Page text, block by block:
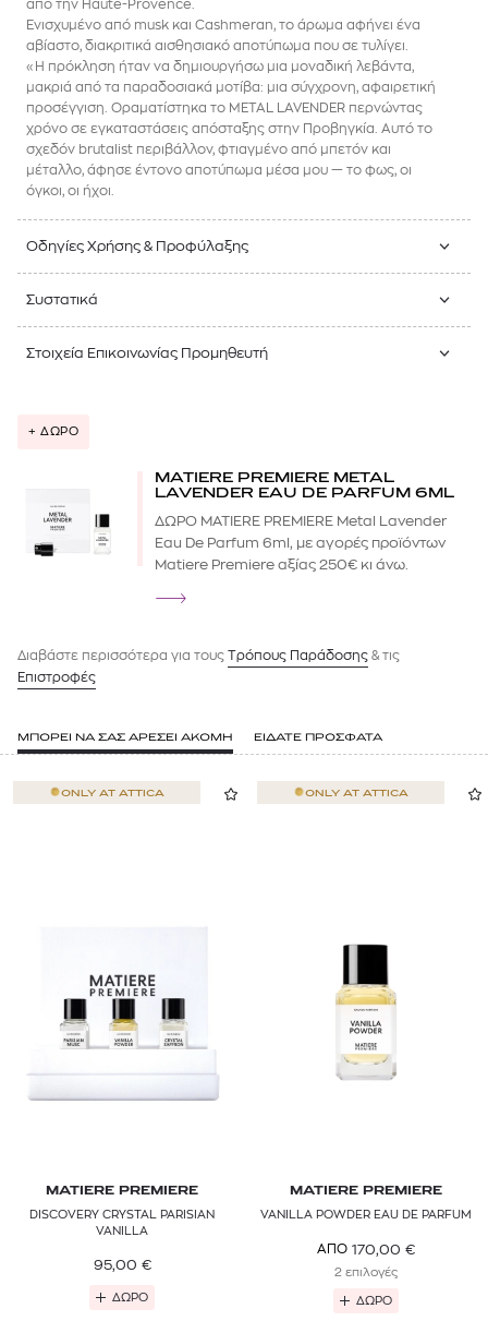
από την Haute-Provence.
Ενισχυμένο από musk και Cashmeran, το άρωμα αφήνει ένα
αβίαστο, διακριτικά αισθησιακό αποτύπωμα που σε τυλίγει.
«Η πρόκληση ήταν να δημιουργήσω μια μοναδική λεβάντα,
μακριά από τα παραδοσιακά μοτίβα: μια σύγχρονη, αφαιρετική
προσέγγιση. Οραματίστηκα το METAL LAVENDER περνώντας
χρόνο σε εγκαταστάσεις απόσταξης στην Προβηγκία. Αυτό το
σχεδόν brutalist περιβάλλον, φτιαγμένο από μπετόν και
μέταλλο, άφησε έντονο αποτύπωμα μέσα μου — το φως, οι
όγκοι, οι ήχοι.
Οδηγίες Χρήσης & Προφύλαξης
Συστατικά
Στοιχεία Επικοινωνίας Προμηθευτή
+ ΔΩΡΟ
MATIERE PREMIERE METAL
LAVENDER EAU DE PARFUM 6ML
ΔΩΡΟ MATIERE PREMIERE Metal Lavender
Eau De Parfum 6ml, με αγορές προϊόντων
Matiere Premiere αξίας 250€ κι άνω.
Διαβάστε περισσότερα για τους Tρόπους Παράδοσης & τις
Επιστροφές
ΜΠΟΡΕΙ ΝΑ ΣΑΣ ΑΡΕΣΕΙ ΑΚΟΜΗ ΕΙΔΑΤΕ ΠΡΟΣΦΑΤΑ
ONLY AT ATTICA
MATIERE PREMIERE
DISCOVERY CRYSTAL PARISIAN
VANILLA
95,00 €
ΔΩΡΟ
ONLY AT ATTICA
MATIERE PREMIERE
VANILLA POWDER EAU DE PARFUM
ΑΠΟ 170,00 €
2 επιλογές
ΔΩΡΟ